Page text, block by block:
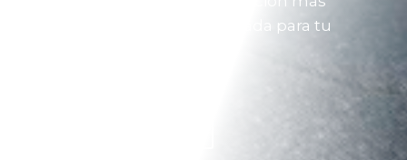
eficiente, resistente y adecuada para tu